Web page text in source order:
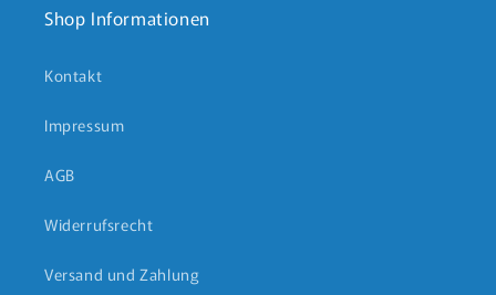
Shop Informationen
Kontakt
Impressum
AGB
Widerrufsrecht
Versand und Zahlung